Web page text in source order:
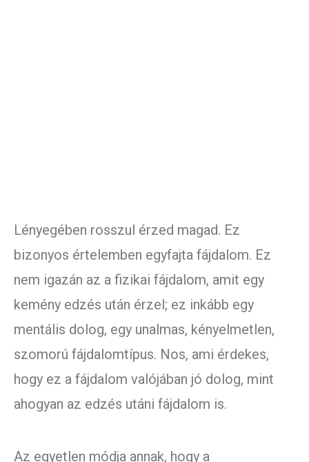
Lényegében rosszul érzed magad. Ez
bizonyos értelemben egyfajta fájdalom. Ez
nem igazán az a fizikai fájdalom, amit egy
kemény edzés után érzel; ez inkább egy
mentális dolog, egy unalmas, kényelmetlen,
szomorú fájdalomtípus. Nos, ami érdekes,
hogy ez a fájdalom valójában jó dolog, mint
ahogyan az edzés utáni fájdalom is.
Az egyetlen módja annak, hogy a